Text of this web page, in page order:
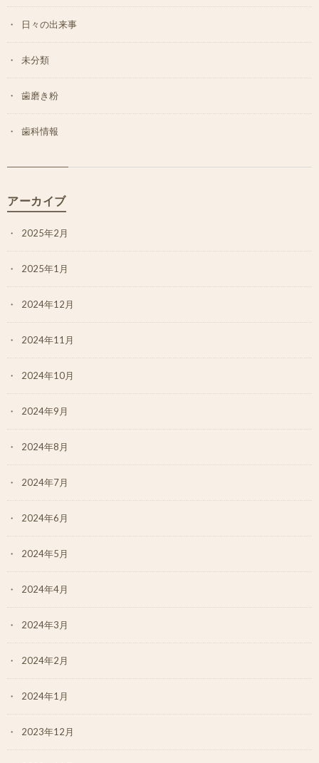
日々の出来事
未分類
歯磨き粉
歯科情報
アーカイブ
2025年2月
2025年1月
2024年12月
2024年11月
2024年10月
2024年9月
2024年8月
2024年7月
2024年6月
2024年5月
2024年4月
2024年3月
2024年2月
2024年1月
2023年12月